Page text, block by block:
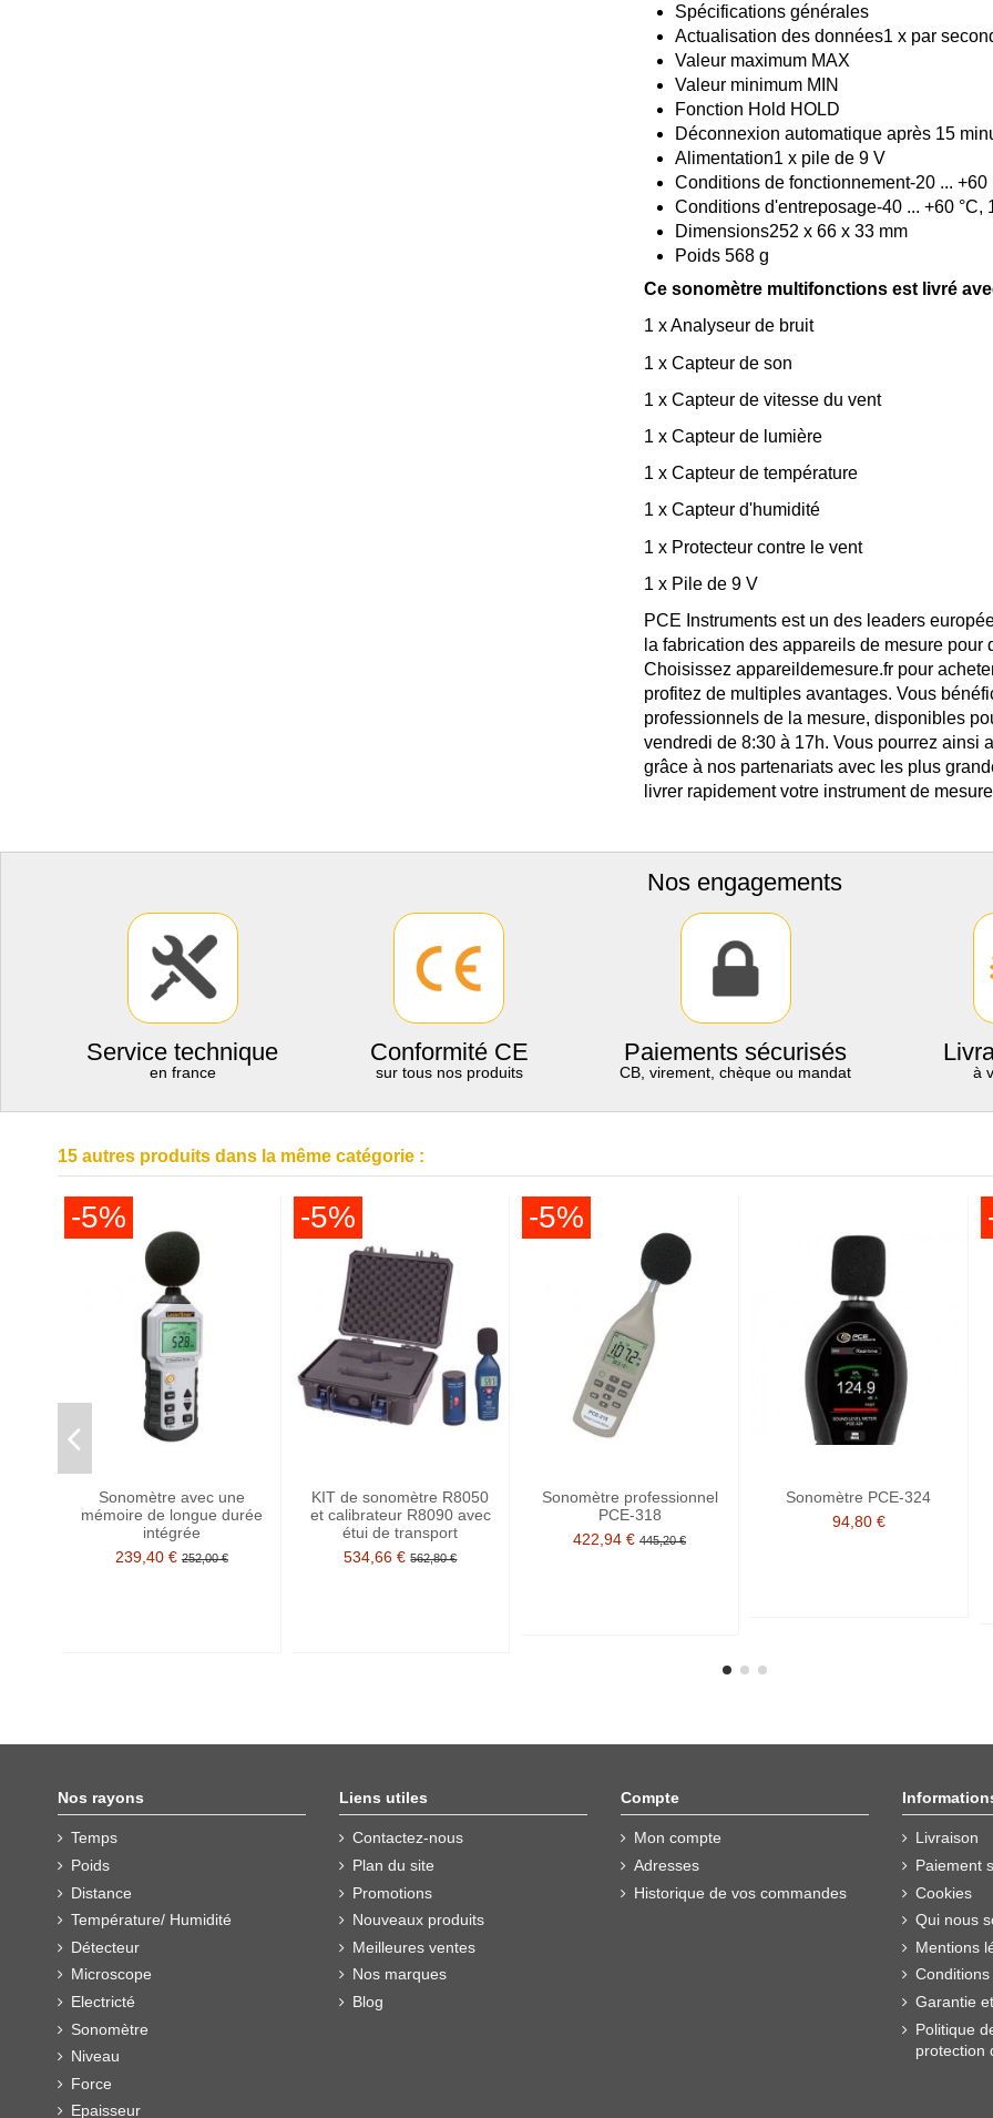
Spécifications générales
Actualisation des données1 x par
Valeur maximum MAX
Valeur minimum MIN
Fonction Hold HOLD
Déconnexion automatique après 15
Alimentation1 x pile de 9 V
Conditions de fonctionnement-20 ... +60
Conditions d'entreposage-40 ... +60 °C,
Dimensions252 x 66 x 33 mm
Poids 568 g
Ce sonomètre multifonctions est livré
1 x Analyseur de bruit
1 x Capteur de son
1 x Capteur de vitesse du vent
1 x Capteur de lumière
1 x Capteur de température
1 x Capteur d'humidité
1 x Protecteur contre le vent
1 x Pile de 9 V
PCE Instruments est un des leaders
la fabrication des appareils de mesure
Choisissez appareildemesure.fr pour
profitez de multiples avantages. Vous
professionnels de la mesure, disponibles
vendredi de 8:30 à 17h. Vous pourrez ainsi
grâce à nos partenariats avec les plus
livrer rapidement votre instrument de
Nos engagements
Service technique
en france
Conformité CE
sur tous nos produits
Paiements sécurisés
CB, virement, chèque ou mandat à
15 autres produits dans la même catégorie :
-5%
Sonomètre avec une
mémoire de longue durée
intégrée
239,40 € 252,00 €
-5%
KIT de sonomètre R8050
et calibrateur R8090 avec
étui de transport
534,66 € 562,80 €
-5%
Sonomètre professionnel
PCE-318
422,94 € 445,20 €
Sonomètre PCE-324
94,80 €
Nos rayons
Temps
Poids
Distance
Température/ Humidité
Détecteur
Microscope
Electricté
Sonomètre
Niveau
Force
Epaisseur
Liens utiles
Contactez-nous
Plan du site
Promotions
Nouveaux produits
Meilleures ventes
Nos marques
Blog
Compte
Mon compte
Adresses
Historique de vos commandes
Livraison
Paiement
Cookies
Qui nous
Mentions
Garantie
Politique
protection